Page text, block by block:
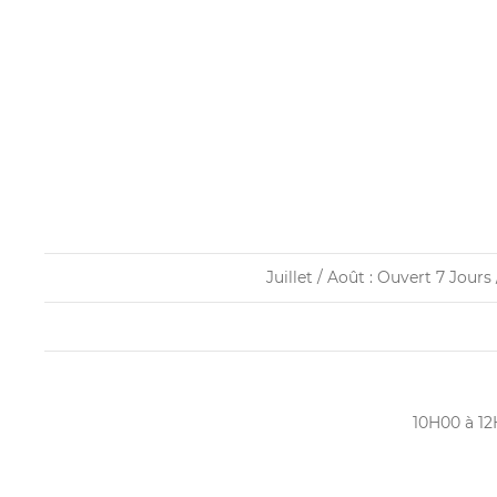
Juillet / Août : Ouvert 7
10H00 à